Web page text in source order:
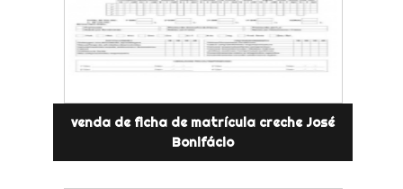
venda de ficha de matrícula creche José
Bonifácio